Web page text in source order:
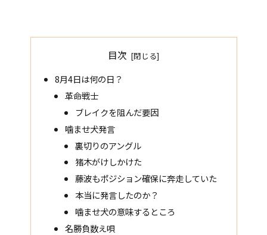
目次
8月4日は何の日？
革命戦士
ブレイクを阻んだ要因
噛ませ犬発言
裏切りのアングル
猪木がけしかけた
藤波もポジション確保に奔走していた
本当に発言したのか？
噛ませ犬の意味するところ
名勝負数え唄